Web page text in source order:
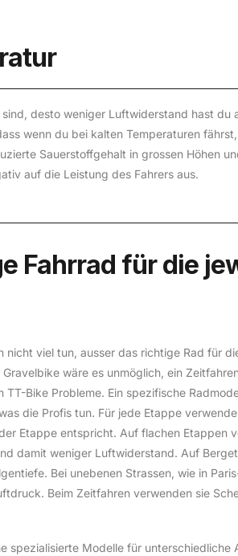
desto weniger Luftwiderstand hast du
wenn du bei kalten Temperaturen
Sauerstoffgehalt in grossen Höhen
auf die Leistung des Fahrers aus.
Fahrrad für die
nicht viel tun, ausser das richtige Rad für
wäre es unmöglich, ein
Bike Probleme. Ein spezifische
die Profis tun. Für jede Etappe
Etappe entspricht. Auf flachen Etappen
damit weniger Luftwiderstand. Auf
Bei unebenen Strassen, wie in
Beim Zeitfahren verwenden sie
spezialisierte Modelle für unterschiedliche